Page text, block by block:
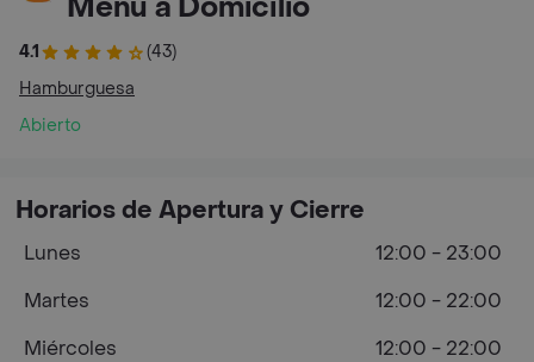
Menú a Domicilio
4.1
(43)
Hamburguesa
Abierto
Horarios de Apertura y Cierre
Lunes
12:00 - 23:00
Martes
12:00 - 22:00
Miércoles
12:00 - 22:00